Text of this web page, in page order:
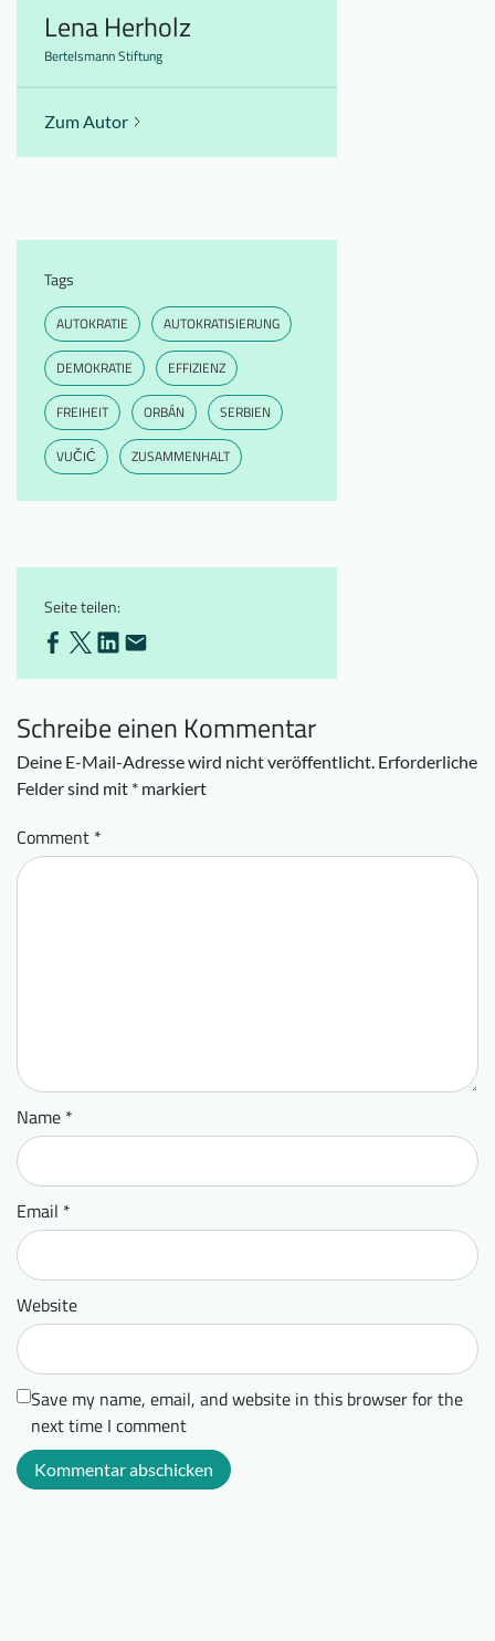
Lena Herholz
Bertelsmann Stiftung
Zum Autor
Tags
AUTOKRATIE AUTOKRATISIERUNG
DEMOKRATIE EFFIZIENZ
FREIHEIT ORBÁN SERBIEN
VUČIĆ ZUSAMMENHALT
Seite teilen:
Schreibe einen Kommentar
Deine E-Mail-Adresse wird nicht veröffentlicht. Erforderliche
Felder sind mit * markiert
Comment *
Name *
Email *
Website
Save my name, email, and website in this browser for the
next time I comment